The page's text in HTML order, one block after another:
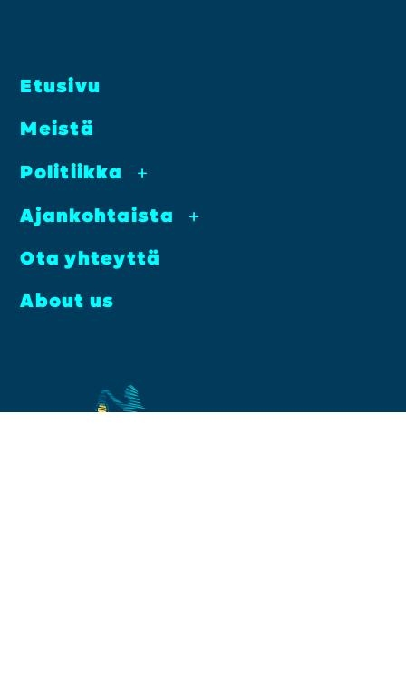
Etusi­vu
Meis­tä
Poli­tiik­ka
+
Ajan­koh­tais­ta +
Ota yhteyt­tä
About us